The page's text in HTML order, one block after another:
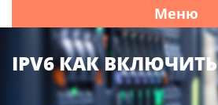
Меню
IPV6 КАК ВКЛЮЧИТЬ